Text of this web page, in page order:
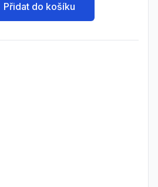
Přidat do košíku